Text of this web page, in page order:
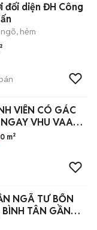
đối diện ĐH Công
hẻm
VIÊN CÓ GÁC
VHU VAA
m²
NGÃ TƯ BỐN
TÂN GẦN